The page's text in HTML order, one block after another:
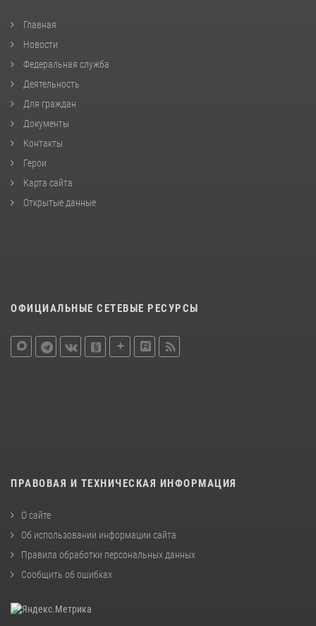
Главная
Новости
Федеральная служба
Деятельность
Для граждан
Документы
Контакты
Герои
Карта сайта
Открытые данные
ОФИЦИАЛЬНЫЕ СЕТЕВЫЕ РЕСУРСЫ
ПРАВОВАЯ И ТЕХНИЧЕСКАЯ ИНФОРМАЦИЯ
О сайте
Об использовании информации сайта
Правила обработки персональных данных
Сообщить об ошибках